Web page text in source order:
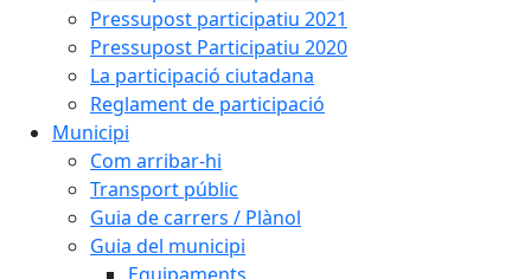
Pressupost participatiu 2021
Pressupost Participatiu 2020
La participació ciutadana
Reglament de participació
Municipi
Com arribar-hi
Transport públic
Guia de carrers / Plànol
Guia del municipi